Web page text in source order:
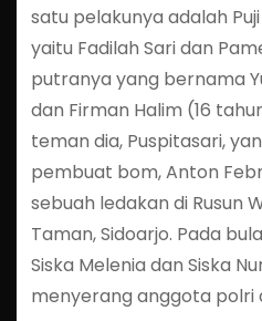
satu pelakunya adalah
yaitu Fadilah Sari dan
putranya yang bernama
dan Firman Halim (16
teman dia, Puspitasari,
pembuat bom, Anton
sebuah ledakan di Rusun
Taman, Sidoarjo. Pada
Siska Melenia dan Siska
menyerang anggota polri